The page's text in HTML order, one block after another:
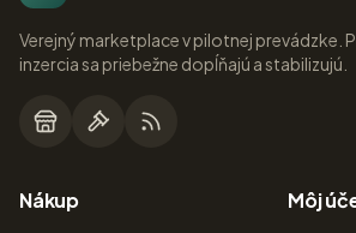
Verejný marketplace v pilotnej prevádzke.
inzercia sa priebežne dopĺňajú a stabilizujú.
Nákup Môj